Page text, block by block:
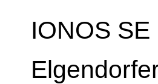
IONOS SE